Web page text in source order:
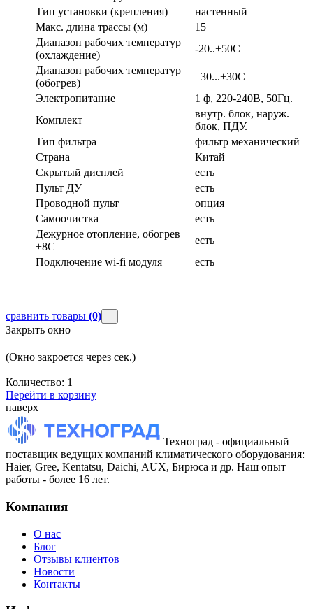
Тип установки (крепления)
настенный
Макс. длина трассы (м)
15
Диапазон рабочих температур
(охлаждение)
-20..+50C
Диапазон рабочих температур
(обогрев)
–30...+30C
Электропитание
1 ф, 220-240В, 50Гц.
Комплект
внутр. блок, наруж.
блок, ПДУ.
Тип фильтра
фильтр механический
Страна
Китай
Скрытый дисплей
есть
Пульт ДУ
есть
Проводной пульт
опция
Самоочистка
есть
Дежурное отопление, обогрев
+8С
есть
Подключение wi-fi модуля
есть
сравнить товары (0)
Закрыть окно
(Окно закроется через сек.)
Количество: 1
Перейти в корзину
наверх
Техноград - официальный
поставщик ведущих компаний климатического оборудования:
Haier, Gree, Kentatsu, Daichi, AUX, Бирюса и др. Наш опыт
работы - более 16 лет.
Компания
О нас
Блог
Отзывы клиентов
Новости
Контакты